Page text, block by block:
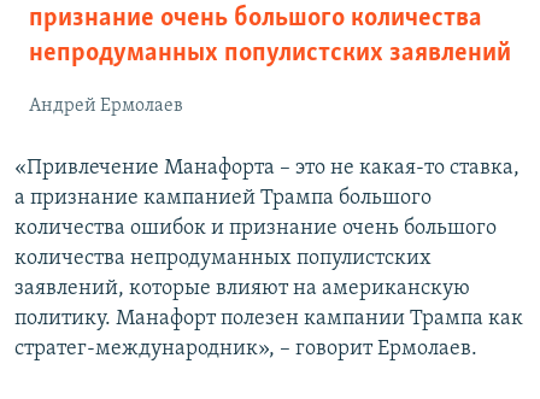
признание очень большого количества
непродуманных популистских заявлений
Андрей Ермолаев
«Привлечение Манафорта – это не какая-то ставка,
а признание кампанией Трампа большого
количества ошибок и признание очень большого
количества непродуманных популистских
заявлений, которые влияют на американскую
политику. Манафорт полезен кампании Трампа как
стратег-международник», – говорит Ермолаев.